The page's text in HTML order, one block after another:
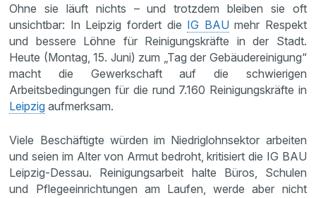
Ohne sie läuft nichts – und trotzdem bleiben sie oft
unsichtbar: In Leipzig fordert die IG BAUmehr Respekt
und bessere Löhne für Reinigungskräfte in der Stadt.
Heute (Montag, 15. Juni) zum „Tag der Gebäudereinigung“
macht die Gewerkschaft auf die schwierigen
Arbeitsbedingungen für die rund 7.160 Reinigungskräfte in
Leipzig aufmerksam.
Viele Beschäftigte würden im Niedriglohnsektor arbeiten
und seien im Alter von Armut bedroht, kritisiert die IG BAU
Leipzig-Dessau. Reinigungsarbeit halte Büros, Schulen
und Pflegeeinrichtungen am Laufen, werde aber nicht